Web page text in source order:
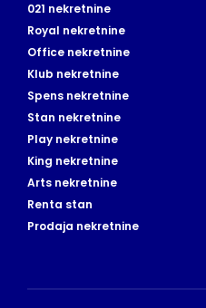
021 nekretnine
Royal nekretnine
Office nekretnine
Klub nekretnine
Spens nekretnine
Stan nekretnine
Play nekretnine
King nekretnine
Arts nekretnine
Renta stan
Prodaja nekretnine